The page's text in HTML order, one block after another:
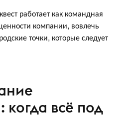
работает как командная
компании, вовлечь
точки, которые следует
когда всё под